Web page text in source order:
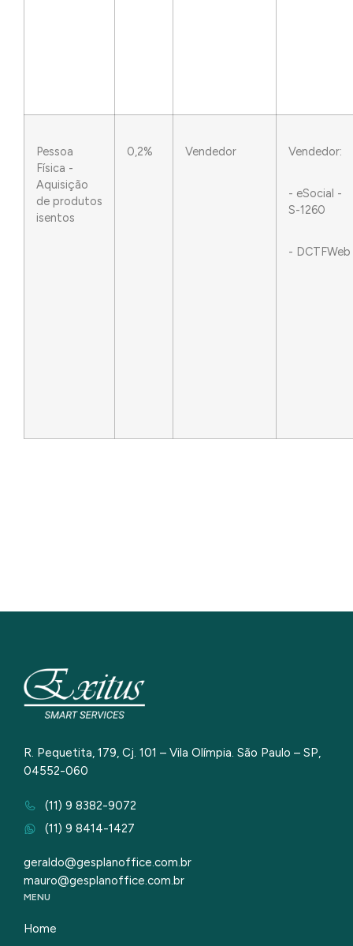
Pessoa
Física -
Aquisição
de produtos
isentos
0,2% Vendedor Vendedor:
- eSocial -
S-1260
- DCTFWeb
R. Pequetita, 179, Cj. 101 – Vila Olímpia. São Paulo – SP,
04552-060
(11) 9 8382-9072
(11) 9 8414-1427
geraldo@gesplanoffice.com.br
mauro@gesplanoffice.com.br
MENU
Home